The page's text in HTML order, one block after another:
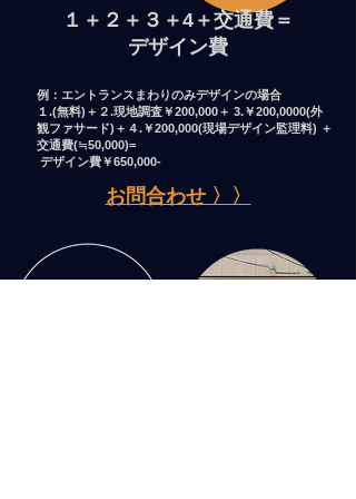
１＋２＋３＋4＋交通費＝
デザイン費
例：エントランスまわりのみデザインの場合
１.(無料)＋２.現地調査￥200,000＋ 3.￥200,0000(外
観ファサード)＋ ４.￥200,000(現場デザイン監理料) ＋
交通費(≒50,000)=
デザイン費￥650,000-
お問合わせ 〉〉